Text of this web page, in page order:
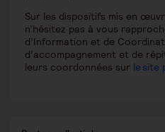
Sur les dispositifs mis en
n’hésitez pas à vous
d’Information et de
d’accompagnement et de
leurs coordonnées sur le site